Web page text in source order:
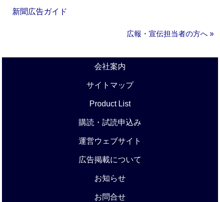
新聞広告ガイド
広報・宣伝担当者の方へ »
会社案内
サイトマップ
Product List
購読・試読申込み
運営ウェブサイト
広告掲載について
お知らせ
お問合せ